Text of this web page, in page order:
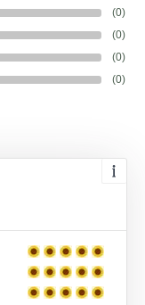
(0)
(0)
(0)
(0)